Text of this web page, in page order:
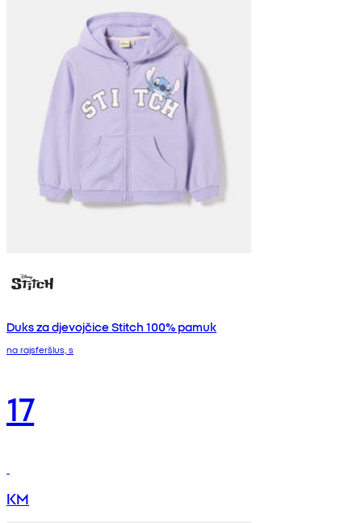
Duks za djevojčice Stitch 100% pamuk
na rajsferšlus, s
17
KM